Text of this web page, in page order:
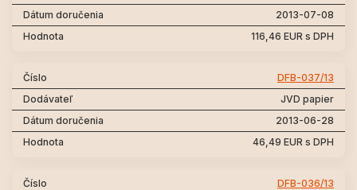
2013-07-08
116,46 EUR s DPH
DFB-037/13
JVD papier
2013-06-28
46,49 EUR s DPH
DFB-036/13